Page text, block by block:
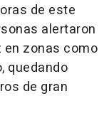
de este
alertaron
en zonas como
quedando
de gran